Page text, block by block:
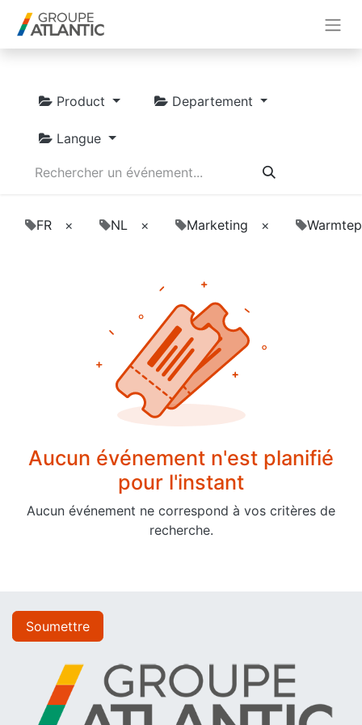
Product Departement
Langue
FR × NL × Marketing ×
Aucun événement n'est planifié
pour l'instant
Aucun événement ne correspond à vos critères de
recherche.
Soumettre